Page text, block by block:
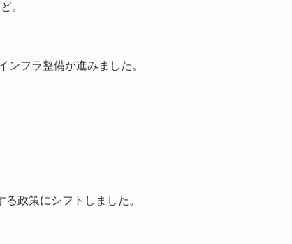
。
ンフラ整備が進みました。
政策にシフトしました。